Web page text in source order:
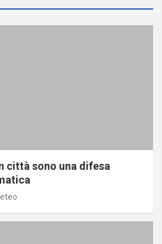
città sono una difesa